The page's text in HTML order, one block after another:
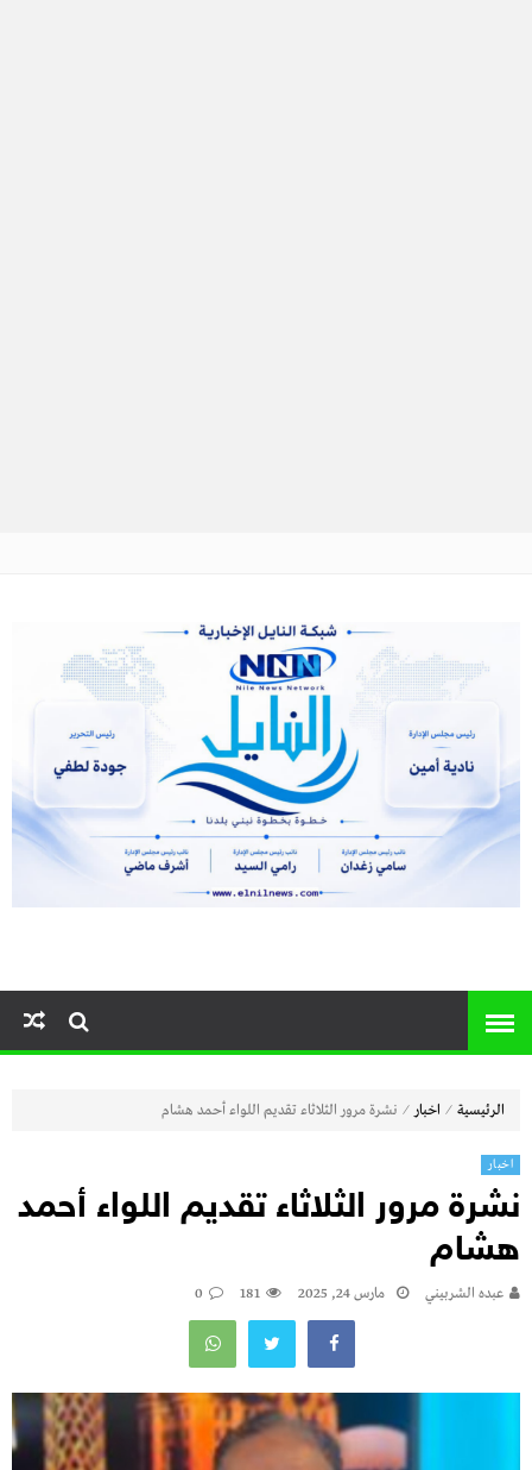
الرئيسية ⁄ اخبار ⁄ نشرة مرور الثلاثاء تقديم اللواء أحمد هشام
اخبار
نشرة مرور الثلاثاء تقديم اللواء أحمد
هشام
عبده الشربيني مارس 24, 2025 181
0